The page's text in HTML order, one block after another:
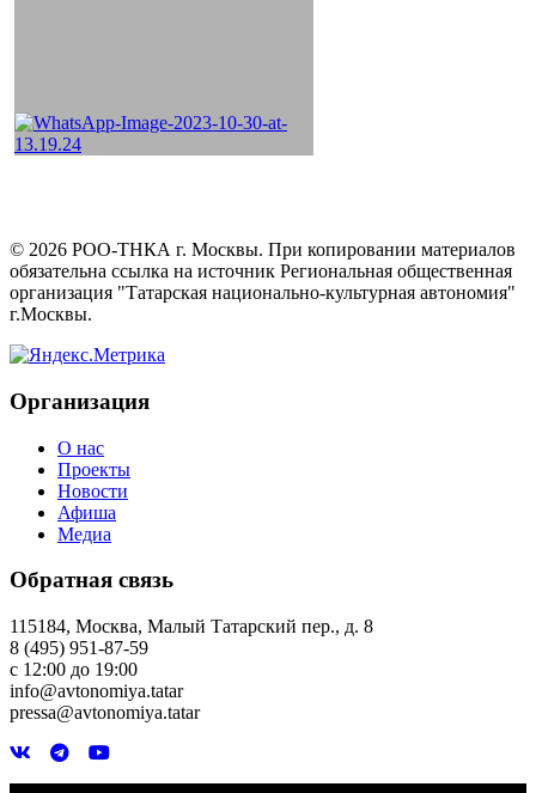
© 2026 РОО-ТНКА г. Москвы. При копировании материалов
обязательна ссылка на источник Региональная общественная
организация "Татарская национально-культурная автономия"
г.Москвы.
Организация
О нас
Проекты
Новости
Афиша
Медиа
Обратная связь
115184, Москва, Малый Татарский пер., д. 8
8 (495) 951-87-59
с 12:00 до 19:00
info@avtonomiya.tatar
pressa@avtonomiya.tatar